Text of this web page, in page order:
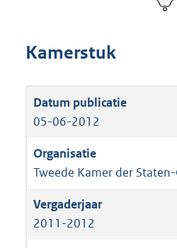
Kamerstuk
05-06-2012
Tweede Kamer der
2011-2012